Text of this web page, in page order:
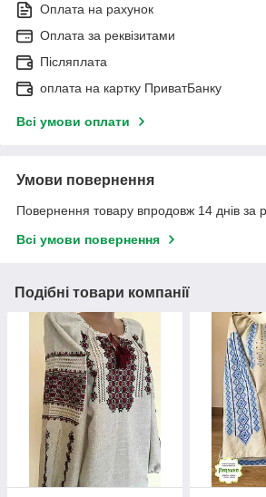
Оплата на рахунок
Оплата за реквізитами
Післяплата
оплата на картку ПриватБанку
Всі умови оплати
Умови повернення
Повернення товару впродовж 14 днів за
Всі умови повернення
Подібні товари компанії